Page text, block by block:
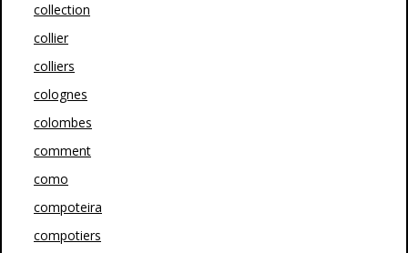
collection
collier
colliers
colognes
colombes
comment
como
compoteira
compotiers